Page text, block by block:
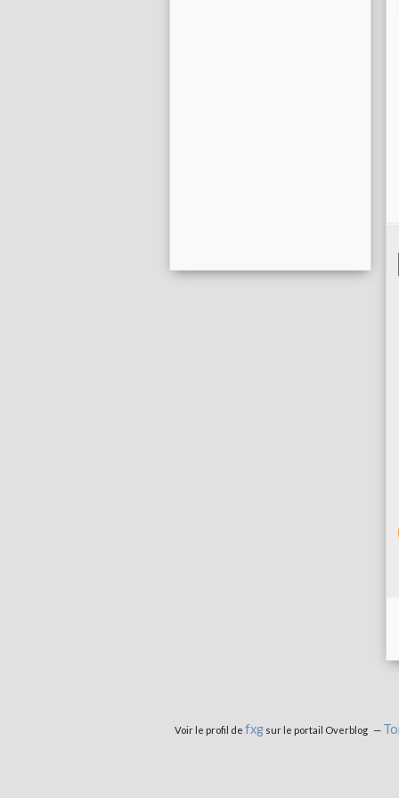
Voir le profil de fxgsur le portail Overblog